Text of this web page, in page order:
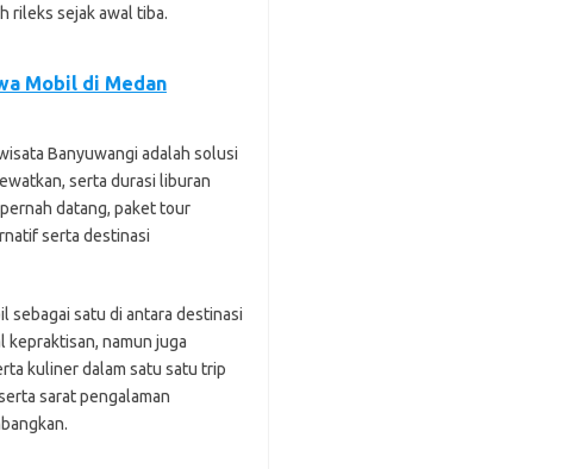
rileks sejak awal tiba.
Mobil di Medan
Banyuwangi adalah solusi
serta durasi liburan
datang, paket tour
serta destinasi
sebagai satu di antara destinasi
kepraktisan, namun juga
kuliner dalam satu satu trip
sarat pengalaman